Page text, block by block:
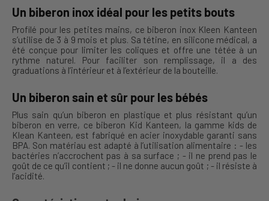
Un biberon inox idéal pour les petits bouts
Profilé pour les petites mains, ce biberon inox Kleen Kanteen
s’utilise de 3 à 9 mois et plus. Sa tétine, en silicone médical, a
été conçue pour limiter les coliques et offre une tétée à un
rythme naturel. Pour faciliter son remplissage, il a des
graduations à l’intérieur et à l’extérieur de la bouteille.
Un biberon sain et sûr pour les bébés
Plus sain qu’un biberon en plastique et plus résistant qu’un
biberon en verre, ce biberon Kid Kanteen, la gamme kids de
Klean Kanteen, est fabriqué en acier inoxydable garanti sans
BPA. Son matériau est adapté à l’utilisation alimentaire : - les
bactéries n’accrochent pas à sa surface ; - il ne prend pas le
goût de ce qu’il contient ; - il ne donne aucun goût ; - il résiste à
l’acidité.